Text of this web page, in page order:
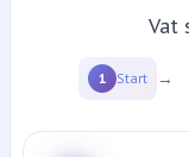
Vat
1 Start →